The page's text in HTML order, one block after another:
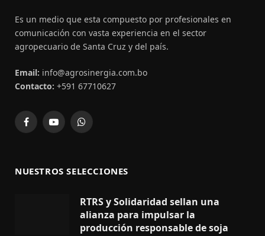
Es un medio que esta compuesto por profesionales en
comunicación con vasta experiencia en el sector
agropecuario de Santa Cruz y del país.
Email: info@agrosinergia.com.bo
Contacto: +591 67710627
FacebookYouTubeWhatsApp
NUESTROS SELECCIONES
RTRS y Solidaridad sellan una
alianza para impulsar la
producción responsable de soja